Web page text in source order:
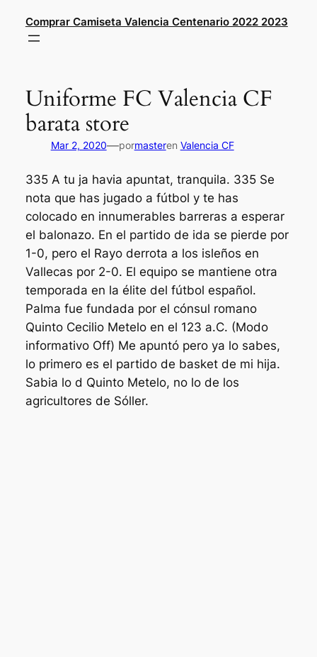
contenido
Comprar Camiseta Valencia Centenario 2022 2023
Uniforme FC Valencia CF
barata store
Mar 2, 2020—pormasteren Valencia CF
335 A tu ja havia apuntat, tranquila. 335 Se
nota que has jugado a fútbol y te has
colocado en innumerables barreras a esperar
el balonazo. En el partido de ida se pierde por
1-0, pero el Rayo derrota a los isleños en
Vallecas por 2-0. El equipo se mantiene otra
temporada en la élite del fútbol español.
Palma fue fundada por el cónsul romano
Quinto Cecilio Metelo en el 123 a.C. (Modo
informativo Off) Me apuntó pero ya lo sabes,
lo primero es el partido de basket de mi hija.
Sabia lo d Quinto Metelo, no lo de los
agricultores de Sóller.